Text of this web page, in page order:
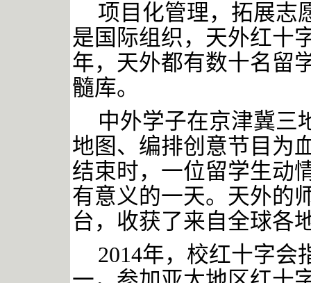
项目化管理，拓展志
是国际组织，天外红十
年，天外都有数十名留
髓库。
中外学子在京津冀三
地图、编排创意节目为
结束时，一位留学生动
有意义的一天。天外的
台，收获了来自全球各
2014年，校红十字会